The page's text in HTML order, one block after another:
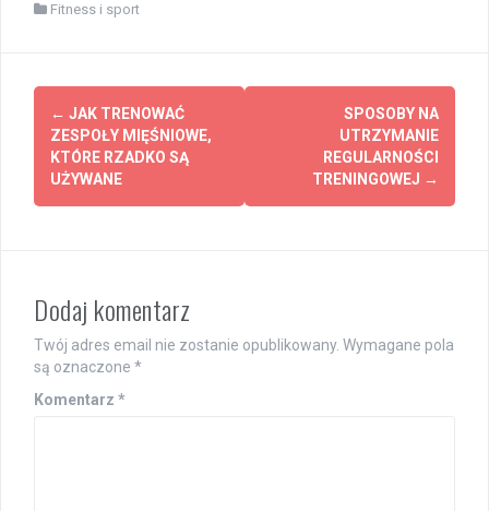
Fitness i sport
Post
navigation
← JAK TRENOWAĆ
ZESPOŁY MIĘŚNIOWE,
KTÓRE RZADKO SĄ
UŻYWANE
SPOSOBY NA
UTRZYMANIE
REGULARNOŚCI
TRENINGOWEJ →
Dodaj komentarz
Twój adres email nie zostanie opublikowany. Wymagane pola
są oznaczone *
Komentarz *